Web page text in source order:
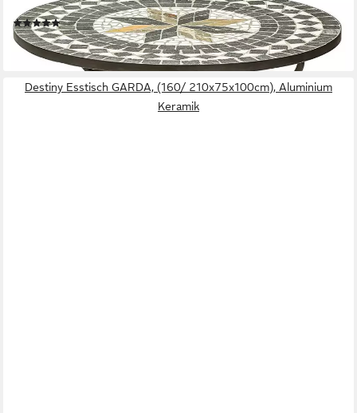
verspielter, romantischer Gartentisch im südländischem Design
(2)
209,99 €
lieferbar - in 3-4 Werktagen bei dir
Destiny Esstisch GARDA, (160/ 210x75x100cm), Aluminium
Keramik